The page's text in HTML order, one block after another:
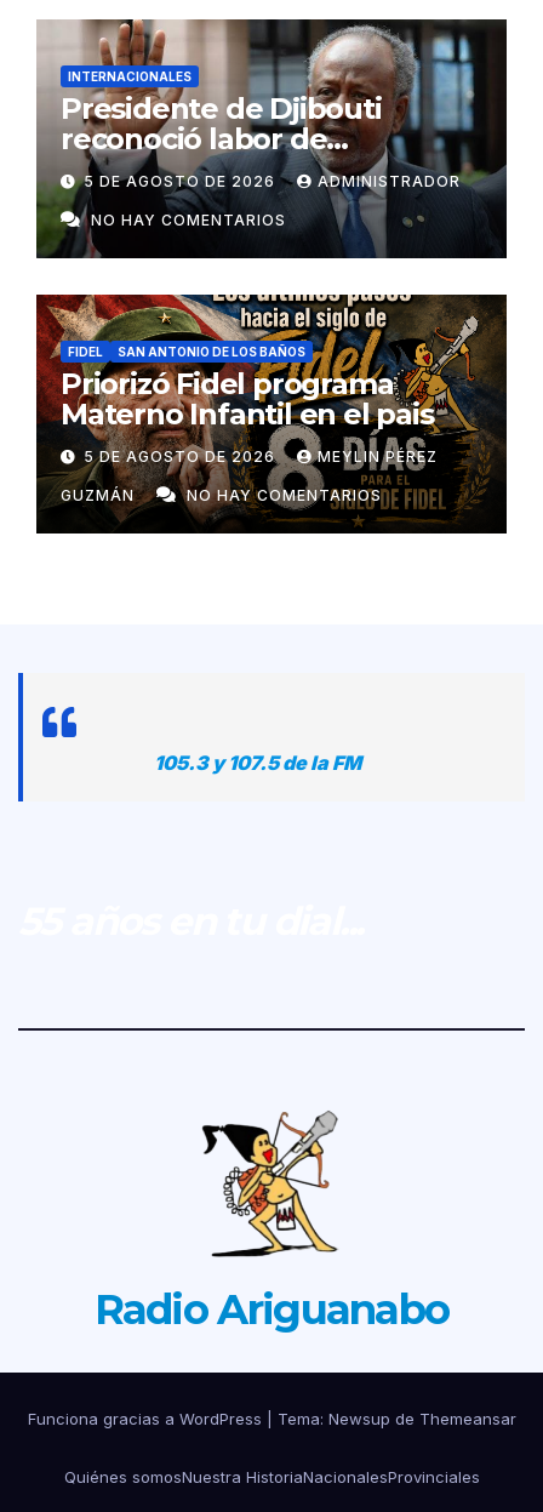
INTERNACIONALES
Presidente de Djibouti
reconoció labor de
colaboradores de Cuba
5 DE AGOSTO DE 2026 ADMINISTRADOR
NO HAY COMENTARIOS
FIDEL SAN ANTONIO DE LOS BAÑOS
Priorizó Fidel programa
Materno Infantil en el pais
5 DE AGOSTO DE 2026 MEYLIN PÉREZ
GUZMÁN NO HAY COMENTARIOS
105.3 y 107.5 de la FM
Radio Ariguanabo
Funciona gracias a WordPress Tema: Newsup de Themeansar
Quiénes somosNuestra HistoriaNacionalesProvinciales